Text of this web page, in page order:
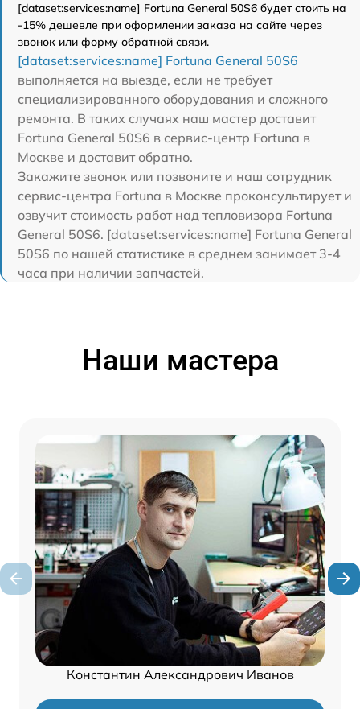
[dataset:services:name] Fortuna General 50S6 будет стоить на
-15% дешевле при оформлении заказа на сайте через
звонок или форму обратной связи.
[dataset:services:name] Fortuna General 50S6
выполняется на выезде, если не требует
специализированного оборудования и сложного
ремонта. В таких случаях наш мастер доставит
Fortuna General 50S6 в сервис-центр Fortuna в
Москве и доставит обратно.
Закажите звонок или позвоните и наш сотрудник
сервис-центра Fortuna в Москве проконсультирует и
озвучит стоимость работ над тепловизора Fortuna
General 50S6. [dataset:services:name] Fortuna General
50S6 по нашей статистике в среднем занимает 3-4
часа при наличии запчастей.
Наши мастера
Константин Александрович Иванов